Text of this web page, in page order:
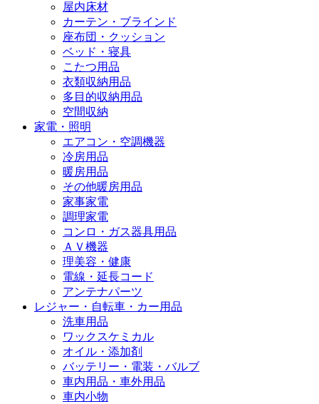
屋内床材
カーテン・ブラインド
座布団・クッション
ベッド・寝具
こたつ用品
衣類収納用品
多目的収納用品
空間収納
家電・照明
エアコン・空調機器
冷房用品
暖房用品
その他暖房用品
家事家電
調理家電
コンロ・ガス器具用品
ＡＶ機器
理美容・健康
電線・延長コード
アンテナパーツ
レジャー・自転車・カー用品
洗車用品
ワックスケミカル
オイル・添加剤
バッテリー・電装・バルブ
車内用品・車外用品
車内小物